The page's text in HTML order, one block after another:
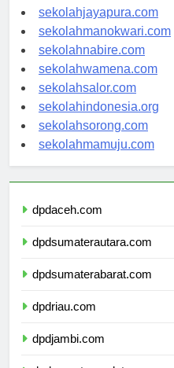
sekolahambon.com
sekolahjayapura.com
sekolahmanokwari.com
sekolahnabire.com
sekolahwamena.com
sekolahsalor.com
sekolahindonesia.org
sekolahsorong.com